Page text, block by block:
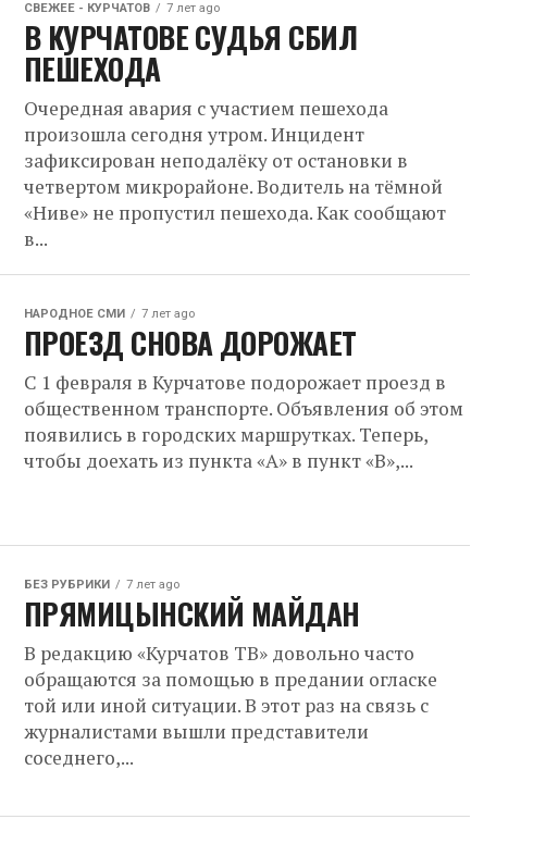
СВЕЖЕЕ - КУРЧАТОВ 7 лет ago
В КУРЧАТОВЕ СУДЬЯ СБИЛ
ПЕШЕХОДА
Очередная авария с участием пешехода
произошла сегодня утром. Инцидент
зафиксирован неподалёку от остановки в
четвертом микрорайоне. Водитель на тёмной
«Ниве» не пропустил пешехода. Как сообщают
в...
НАРОДНОЕ СМИ 7 лет ago
ПРОЕЗД СНОВА ДОРОЖАЕТ
С 1 февраля в Курчатове подорожает проезд в
общественном транспорте. Объявления об этом
появились в городских маршрутках. Теперь,
чтобы доехать из пункта «А» в пункт «В»,...
БЕЗ РУБРИКИ 7 лет ago
ПРЯМИЦЫНСКИЙ МАЙДАН
В редакцию «Курчатов ТВ» довольно часто
обращаются за помощью в предании огласке
той или иной ситуации. В этот раз на связь с
журналистами вышли представители
соседнего,...